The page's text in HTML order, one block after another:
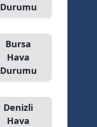
Durumu
Bursa
Hava
Durumu
Denizli
Hava